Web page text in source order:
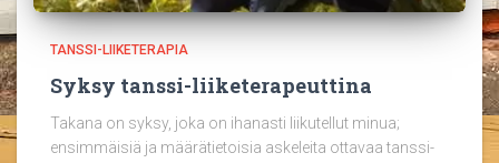
TANSSI-LIIKETERAPIA
Syksy tanssi-liiketerapeuttina
Takana on syksy, joka on ihanasti liikutellut minua;
ensimmäisiä ja määrätietoisia askeleita ottavaa tanssi-